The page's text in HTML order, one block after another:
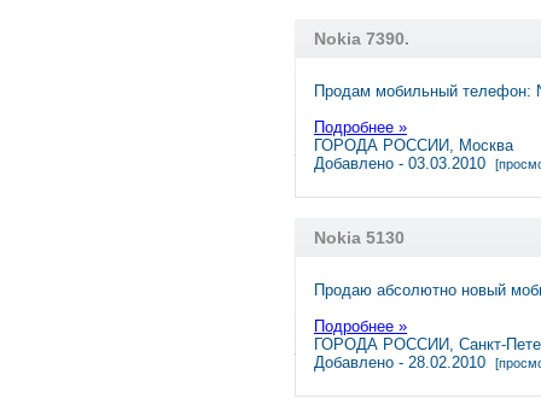
Nokia 7390.
Продам мобильный телефон:
Подробнее »
ГОРОДА РОССИИ, Москва
Добавлено - 03.03.2010
Nokia 5130
Продаю абсолютно новый
Подробнее »
ГОРОДА РОССИИ, Санкт-
Добавлено - 28.02.2010